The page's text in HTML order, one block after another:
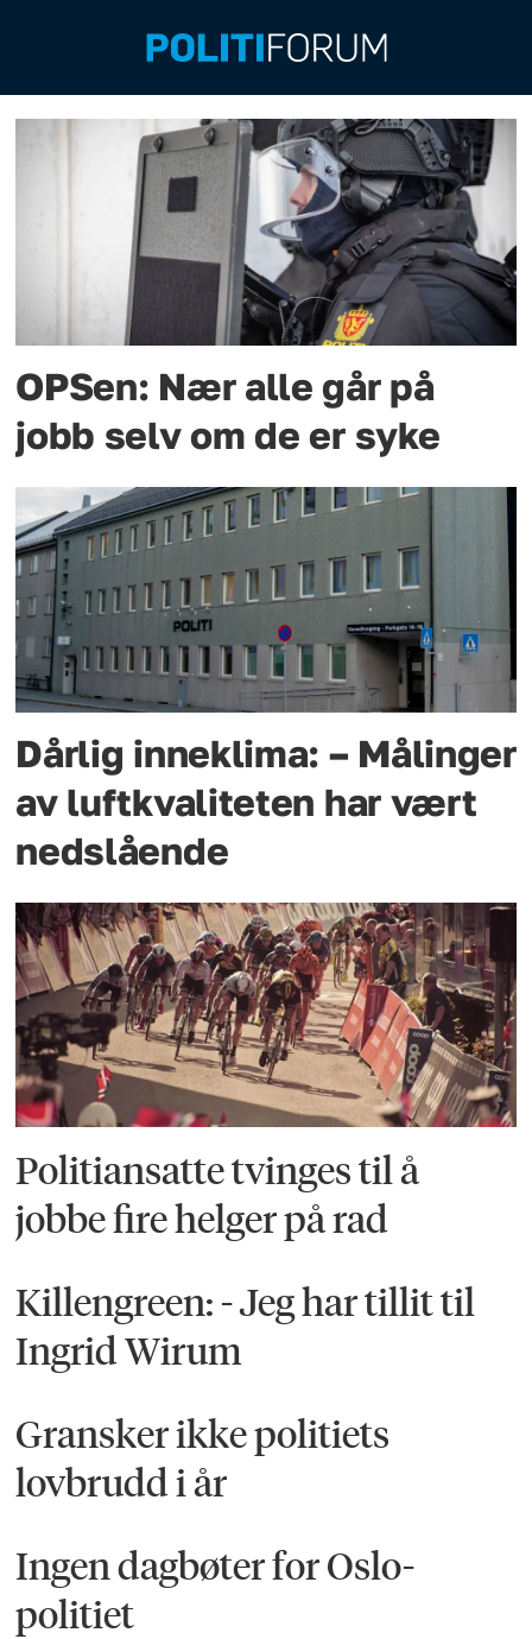
Emne:
arbeidstilsynet
OPSen: Nær alle går på
jobb selv om de er syke
Dårlig inneklima: – Målinger
av luftkvaliteten har vært
nedslående
Politiansatte tvinges til å
jobbe fire helger på rad
Killengreen: - Jeg har tillit til
Ingrid Wirum
Gransker ikke politiets
lovbrudd i år
Ingen dagbøter for Oslo-
politiet